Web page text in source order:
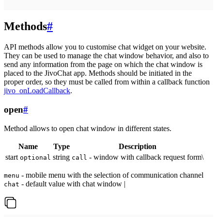
Methods#
API methods allow you to customise chat widget on your website.
They can be used to manage the chat window behavior, and also to
send any information from the page on which the chat window is
placed to the JivoChat app. Methods should be initiated in the
proper order, so they must be called from within a callback function
jivo_onLoadCallback.
open#
Method allows to open chat window in different states.
Name Type
Description
start optional string call - window with callback request form\
menu - mobile menu with the selection of communication channel
chat - default value with chat window |